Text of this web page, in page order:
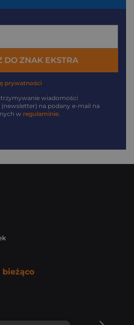
DO ZNAK EKSTRA
prywatności
wiadomości
na podany e-mail na
w regulaminie.
bieżąco